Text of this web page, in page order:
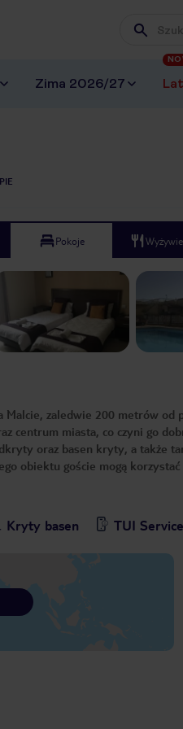
Wpisz
Zima 2026/27
Pokoje
zaledwie 200 metrów od
centrum miasta, co czyni go
oraz basen kryty, a także
obiektu goście mogą korzystać
Kryty basen TUI